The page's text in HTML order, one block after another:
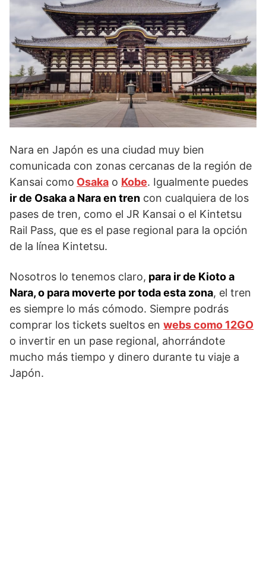
Nara en Japón es una ciudad muy bien
comunicada con zonas cercanas de la región de
Kansai como Osaka o Kobe. Igualmente puedes
ir de Osaka a Nara en tren con cualquiera de los
pases de tren, como el JR Kansai o el Kintetsu
Rail Pass, que es el pase regional para la opción
de la línea Kintetsu.
Nosotros lo tenemos claro, para ir de Kioto a
Nara, o para moverte por toda esta zona, el tren
es siempre lo más cómodo. Siempre podrás
comprar los tickets sueltos en webs como 12GO
o invertir en un pase regional, ahorrándote
mucho más tiempo y dinero durante tu viaje a
Japón.